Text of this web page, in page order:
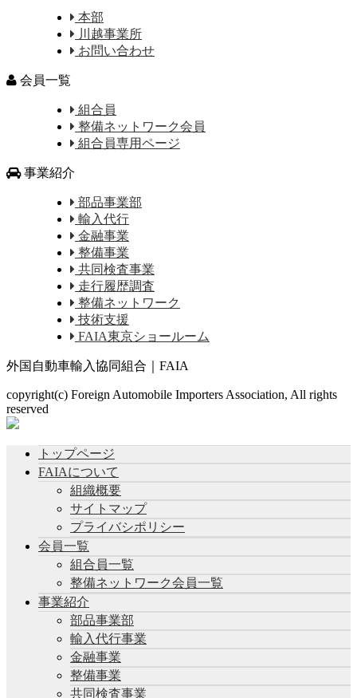
本部
川越事業所
お問い合わせ
会員一覧
組合員
整備ネットワーク会員
組合員専用ページ
事業紹介
部品事業部
輸入代行
金融事業
整備事業
共同検査事業
走行履歴調査
整備ネットワーク
技術支援
FAIA東京ショールーム
外国自動車輸入協同組合｜FAIA
copyright(c) Foreign Automobile Importers Association, All rights
reserved
トップページ
FAIAについて
組織概要
サイトマップ
プライバシポリシー
会員一覧
組合員一覧
整備ネットワーク会員一覧
事業紹介
部品事業部
輸入代行事業
金融事業
整備事業
共同検査事業